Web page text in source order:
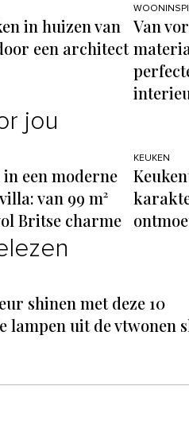
in huizen van
een architect
Van
jou
een moderne
van 99 m²
Britse charme
KEUKEN
shinen met deze 10
lampen uit de vtwonen